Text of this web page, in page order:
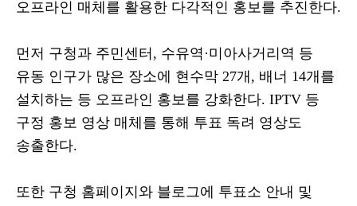
오프라인 매체를 활용한 다각적인 홍보를 추진한다.
먼저 구청과 주민센터 , 수유역 ·미아사거리역 등
유동 인구가 많은 장소에 현수막 27개 , 배너 14개를
설치하는 등 오프라인 홍보를 강화한다. IPTV 등
구정 홍보 영상 매체를 통해 투표 독려 영상도
송출한다.
또한 구청 홈페이지와 블로그에 투표소 안내 및